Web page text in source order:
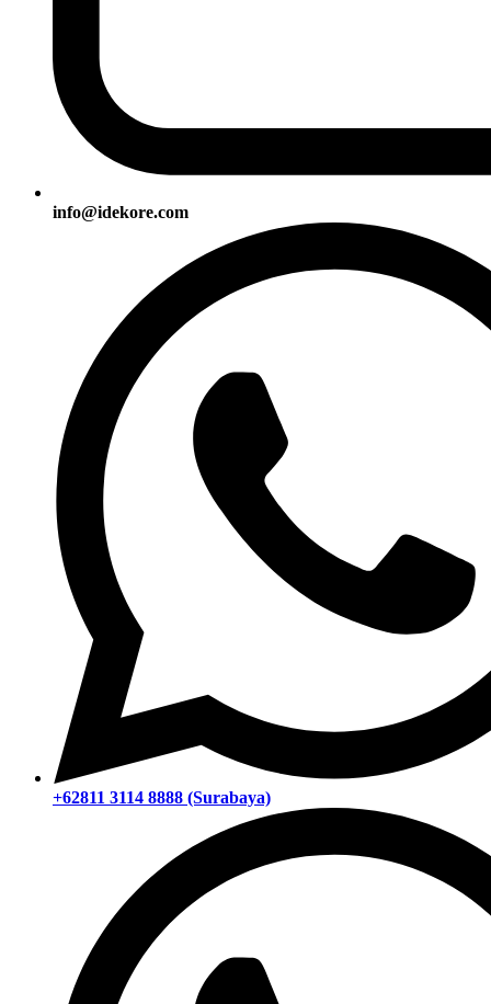
info@idekore.com
+62811 3114 8888 (Surabaya)